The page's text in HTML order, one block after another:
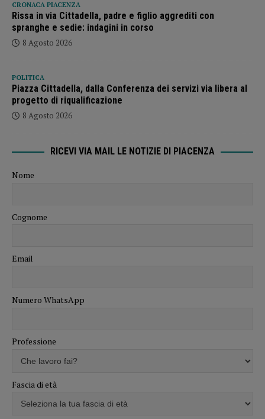
CRONACA PIACENZA
Rissa in via Cittadella, padre e figlio aggrediti con
spranghe e sedie: indagini in corso
8 Agosto 2026
POLITICA
Piazza Cittadella, dalla Conferenza dei servizi via libera al
progetto di riqualificazione
8 Agosto 2026
RICEVI VIA MAIL LE NOTIZIE DI PIACENZA
Nome
Cognome
Email
Numero WhatsApp
Professione
Fascia di età